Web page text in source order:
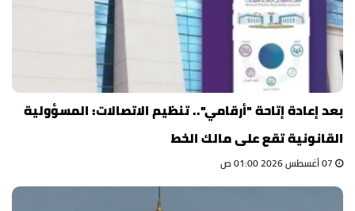
بعد إعادة إتاحة "أرقامي".. تنظيم الاتصالات: المسؤولية
القانونية تقع على مالك الخط